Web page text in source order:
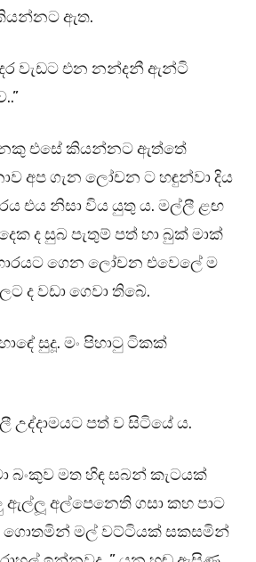
ඇත.
වැඩට එන නන්දනී ඇන්ටි
එසේ කියන්නට ඇත්තේ
අප ගැන ලෝචන ට හඳුන්වා දිය
එය නිසා විය යුතු ය. මල්ලී ළඟ
ද සුබ පැතුම් පත් හා බුක් මාක්
ගෙන ලෝචන එවෙලේ ම
ද වඩා ගෙවා තිබේ.
සුදූ. මං පිහාටු ටිකක්
උද්දාමයට පත් ව සිටියේ ය.
බංකුව මත හිඳ සබන් කැටයක්
ඇල්ලූ අල්පෙනෙති ගසා කහ පාට
ගොතමින් මල් වට්ටියක් සකසමින්